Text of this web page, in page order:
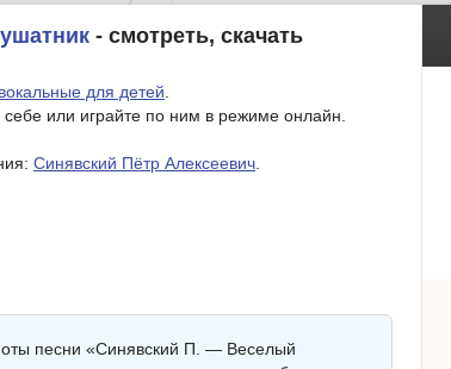
- смотреть, скачать
для детей
или играйте по ним в режиме онлайн.
Синявский Пётр Алексеевич
песни «Синявский П. — Веселый